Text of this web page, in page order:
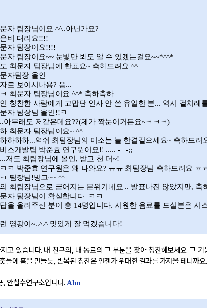
자 팀장님이요 ^^..아닌가요?
비 대리요!!!!
자 팀장이요!!!!
자 팀장이요~~ 눈빛만 봐도 알 수 있겠는걸요~~*^^*
최문자 팀장님에 한표요~ 축하드려요 ^^
자팀장 올인
로 보이시나용? 음...
최문자 팀장님이요 ^^* 축하축하
칭찬한 사람에게 고맙단 인사 안 쓴 유일한 분... 역시 겉치레
자 팀장님 올인 !!ㅋ
..아무래도 저같은데요??(제가 짝눈이거든요~ㅋㅋㅋ)
최문자 팀장님이요~ ^^
하하하...역쉬 최팀장님의 미소는 늘 한결같으세요~ 축하드려
스개발팀 박준효 연구원이요!! ..... - _-;;
...저도 최팀장님에 올인 , 받고 천 더~!
ㅋ 박준효 연구원은 왜 나와요? ㅠㅠ 최팀장님 축하드려요 ㅎ
팀장님!빙고~~ ^^
최팀장님으로 굳어지는 분위기네요... 발표나진 않았지만, 축
자 팀장님이 확실합니다..ㅋㅋ
을 올려주신 분이 총 14명입니다. 시원한 음료를 드실분은 시
영광이 ~..^.^ 맛있게 잘 먹겠습니다!
고 있습니다. 내 친구의, 내 동료의 그 부분을 찾아 칭찬해보세요. 그 기
돌에 홈을 만들듯, 반복된 칭찬은 언젠가 위대한 결과를 가져올 테니까요.
, 안철수연구소입니다. Ahn